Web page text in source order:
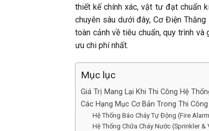
thiết kế chính xác, vật tư đạt chuẩn
chuyên sâu dưới đây, Cơ Điện
toàn cảnh về tiêu chuẩn, quy trình và
ưu chi phí nhất.
Mục lục
Giá Trị Mang Lại Khi Thi Công Hệ
Các Hạng Mục Cơ Bản Trong Thi
Hệ Thống Báo Cháy Tự Động (Fire
Hệ Thống Chữa Cháy Nước (Sprinkler &